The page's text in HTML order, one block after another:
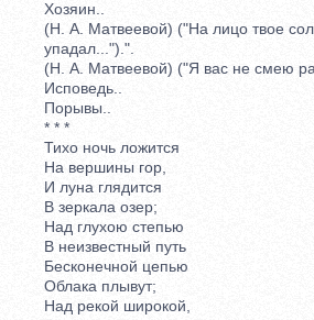
Хозяин..
(Н. А. Матвеевой) ("На лицо твое
упадал...").".
(Н. А. Матвеевой) ("Я вас не смею
Исповедь..
Порывы..
* * *
Тихо ночь ложится
На вершины гор,
И луна глядится
В зеркала озер;
Над глухою степью
В неизвестный путь
Бесконечной цепью
Облака плывут;
Над рекой широкой,